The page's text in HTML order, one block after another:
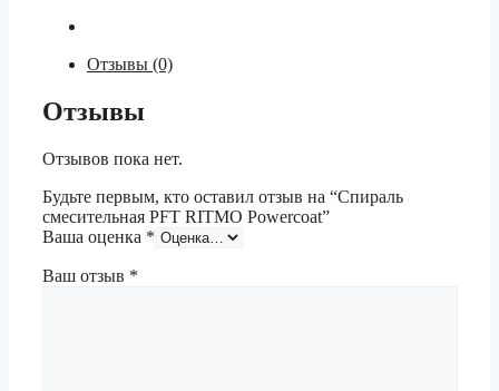
Отзывы (0)
Отзывы
Отзывов пока нет.
Будьте первым, кто оставил отзыв на “Спираль
смесительная PFT RITMO Powercoat”
Ваша оценка *
Ваш отзыв *